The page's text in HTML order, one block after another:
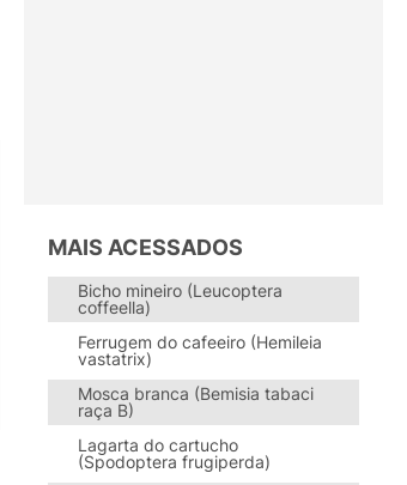
MAIS ACESSADOS
Bicho mineiro (Leucoptera
coffeella)
Ferrugem do cafeeiro (Hemileia
vastatrix)
Mosca branca (Bemisia tabaci
raça B)
Lagarta do cartucho
(Spodoptera frugiperda)